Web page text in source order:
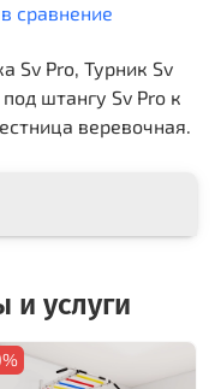
сравнение
Pro, Турник Sv
штангу Sv Pro к
веревочная.
и услуги